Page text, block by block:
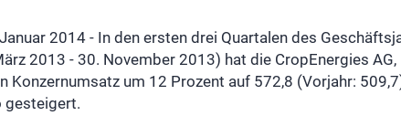
2014 - In den ersten drei Quartalen des
2013 - 30. November 2013) hat die CropEnergies AG,
Konzernumsatz um 12 Prozent auf 572,8 (Vorjahr:
gesteigert.